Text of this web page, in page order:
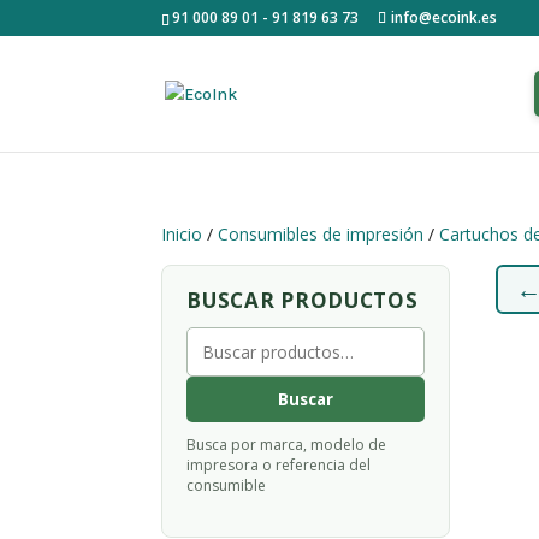
91 000 89 01 - 91 819 63 73 info@ecoink.es
Inicio /Consumibles de impresión /Cartuchos
BUSCAR PRODUCTOS
Buscar
por:
Buscar
Busca por marca, modelo de
impresora o referencia del
consumible